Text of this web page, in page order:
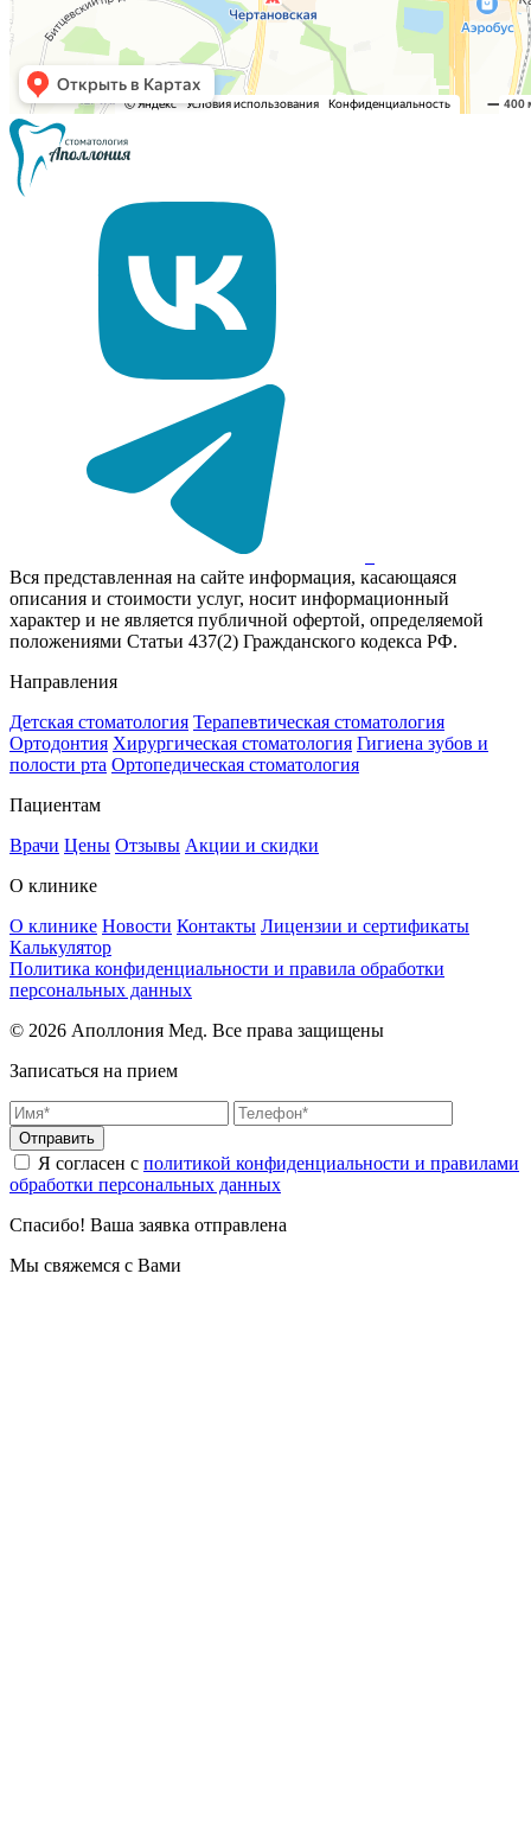
Вся представленная на сайте информация, касающаяся
описания и стоимости услуг, носит информационный
характер и не является публичной офертой, определяемой
положениями Статьи 437(2) Гражданского кодекса РФ.
Направления
Детская стоматология Терапевтическая стоматология
Ортодонтия Хирургическая стоматология Гигиена зубов и
полости рта Ортопедическая стоматология
Пациентам
Врачи Цены Отзывы Акции и скидки
О клинике
О клинике Новости Контакты Лицензии и сертификаты
Калькулятор
Политика конфиденциальности и правила обработки
персональных данных
© 2026 Аполлония Мед. Все права защищены
Записаться на прием
Отправить
Я согласен с политикой конфиденциальности и правилами
обработки персональных данных
Спасибо! Ваша заявка отправлена
Мы свяжемся с Вами